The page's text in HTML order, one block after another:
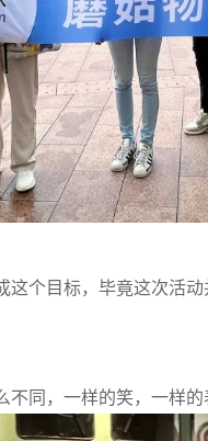
这个目标，毕竟这次活
同，一样的笑，一样的